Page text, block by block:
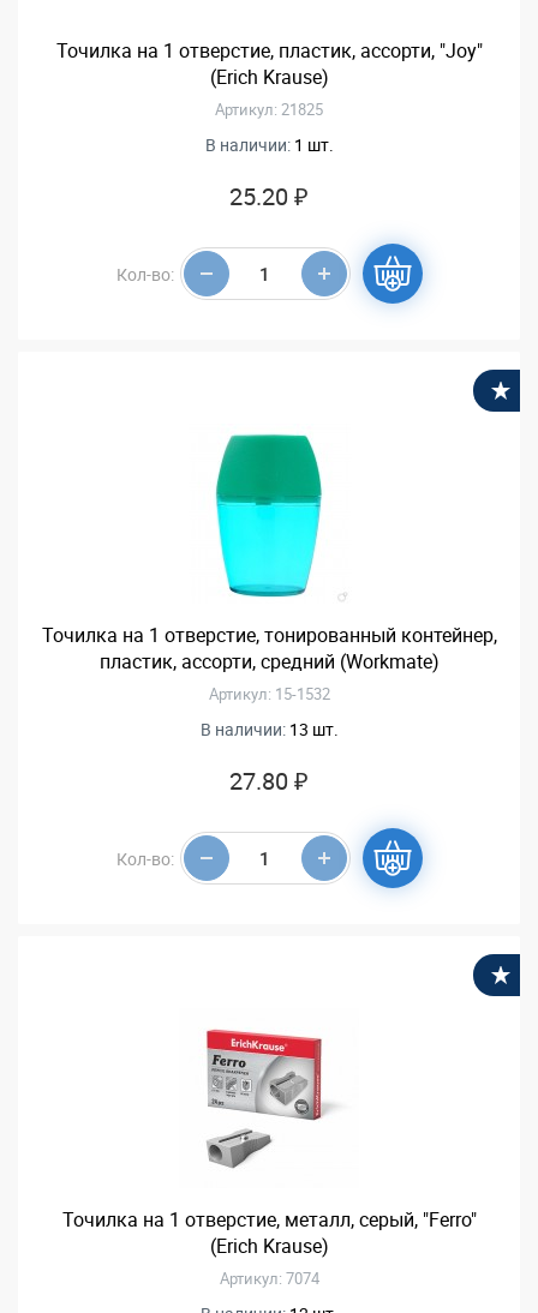
Точилка на 1 отверстие, пластик, ассорти, "Joy"
(Erich Krause)
Артикул: 21825
В наличии: 1 шт.
25.20 ₽
Кол-во:
Точилка на 1 отверстие, тонированный контейнер,
пластик, ассорти, средний (Workmate)
Артикул: 15-1532
В наличии: 13 шт.
27.80 ₽
Кол-во:
Точилка на 1 отверстие, металл, серый, "Ferro"
(Erich Krause)
Артикул: 7074